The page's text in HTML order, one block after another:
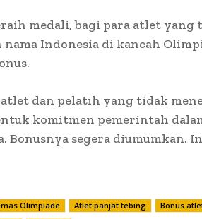
medali, bagi para atlet yang
Indonesia di kancah
dan pelatih yang tidak
komitmen pemerintah
Bonusnya segera diumumkan.
Olimpiade Atlet panjat tebing
Bonus